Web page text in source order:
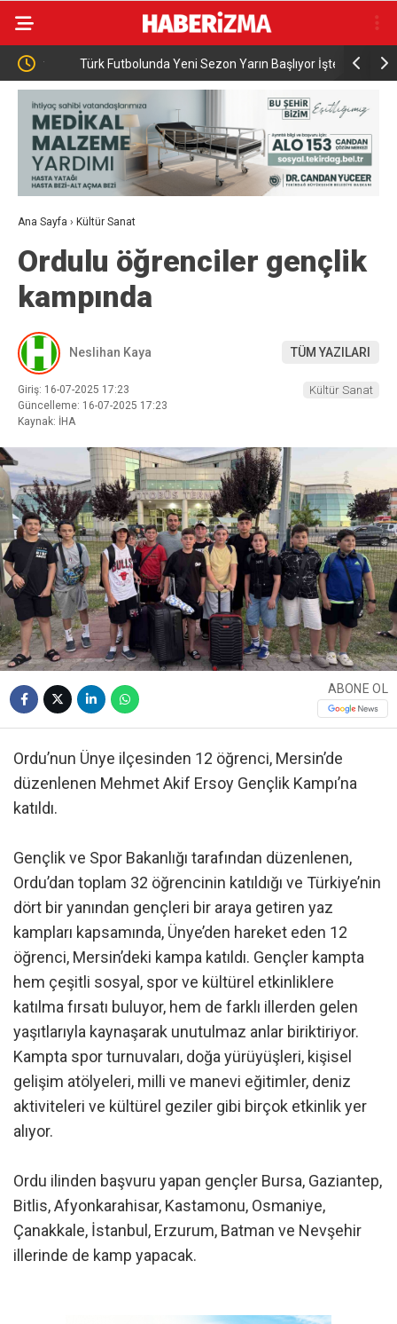
Türk Futbolunda Yeni Sezon Yarın Başlıyor İşte Lig
Lig 1. Hafta Müsabaka Programı ve Maç Takvimi
Adalet
Behçet
Ana Sayfa › Kültür Sanat
Ordulu öğrenciler gençlik
kampında
Neslihan Kaya TÜM YAZILARI
Giriş: 16-07-2025 17:23
Güncelleme: 16-07-2025 17:23
Kaynak: İHA
Kültür Sanat
ABONE OL
Ordu’nun Ünye ilçesinden 12 öğrenci, Mersin’de
düzenlenen Mehmet Akif Ersoy Gençlik Kampı’na
katıldı.
Gençlik ve Spor Bakanlığı tarafından düzenlenen,
Ordu’dan toplam 32 öğrencinin katıldığı ve Türkiye’nin
dört bir yanından gençleri bir araya getiren yaz
kampları kapsamında, Ünye’den hareket eden 12
öğrenci, Mersin’deki kampa katıldı. Gençler kampta
hem çeşitli sosyal, spor ve kültürel etkinliklere
katılma fırsatı buluyor, hem de farklı illerden gelen
yaşıtlarıyla kaynaşarak unutulmaz anlar biriktiriyor.
Kampta spor turnuvaları, doğa yürüyüşleri, kişisel
gelişim atölyeleri, milli ve manevi eğitimler, deniz
aktiviteleri ve kültürel geziler gibi birçok etkinlik yer
alıyor.
Ordu ilinden başvuru yapan gençler Bursa, Gaziantep,
Bitlis, Afyonkarahisar, Kastamonu, Osmaniye,
Çanakkale, İstanbul, Erzurum, Batman ve Nevşehir
illerinde de kamp yapacak.